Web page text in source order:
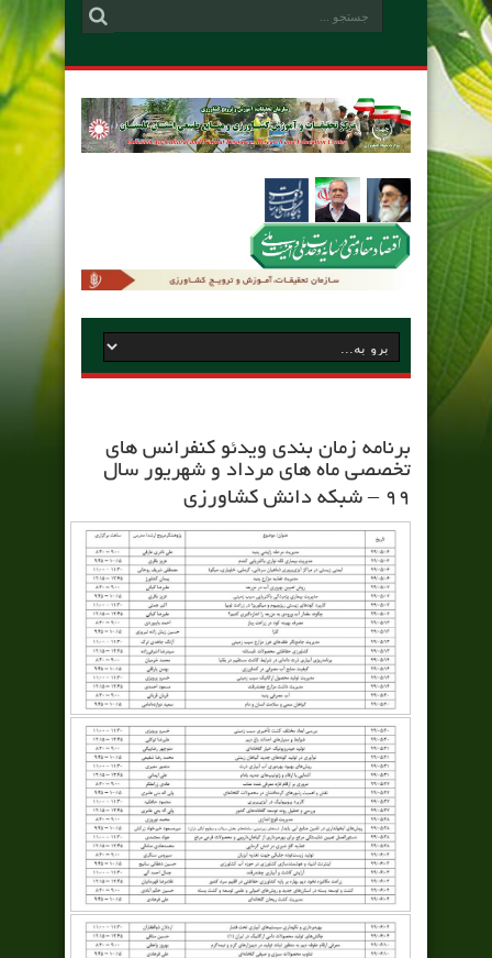
برنامه زمان بندی ویدئو کنفرانس های
تخصصی ماه های مرداد و شهریور سال
۹۹ – شبکه دانش کشاورزی